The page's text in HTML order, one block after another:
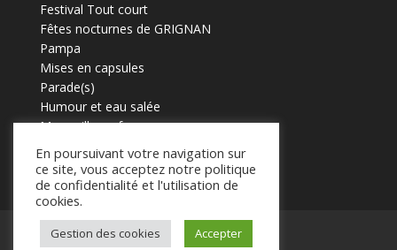
Festival Tout court
Fêtes nocturnes de GRIGNAN
Pampa
Mises en capsules
Parade(s)
Humour et eau salée
Marmaille en fugues
Mentions légales Contact
En poursuivant votre navigation sur
ce site, vous acceptez notre politique
de confidentialité et l'utilisation de
cookies.
Gestion des cookies Accepter